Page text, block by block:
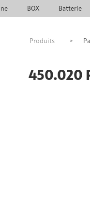
BOX Batterie
Produits >
450.020